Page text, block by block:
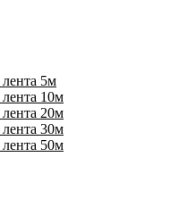
5м
10м
20м
30м
50м